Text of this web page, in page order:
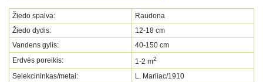
Žiedo spalva:
Raudona
Žiedo dydis:
12-18 cm
Vandens gylis:
40-150 cm
Erdvės poreikis:
1-2 m2
Selekcininkas/metai: L. Marliac/1910